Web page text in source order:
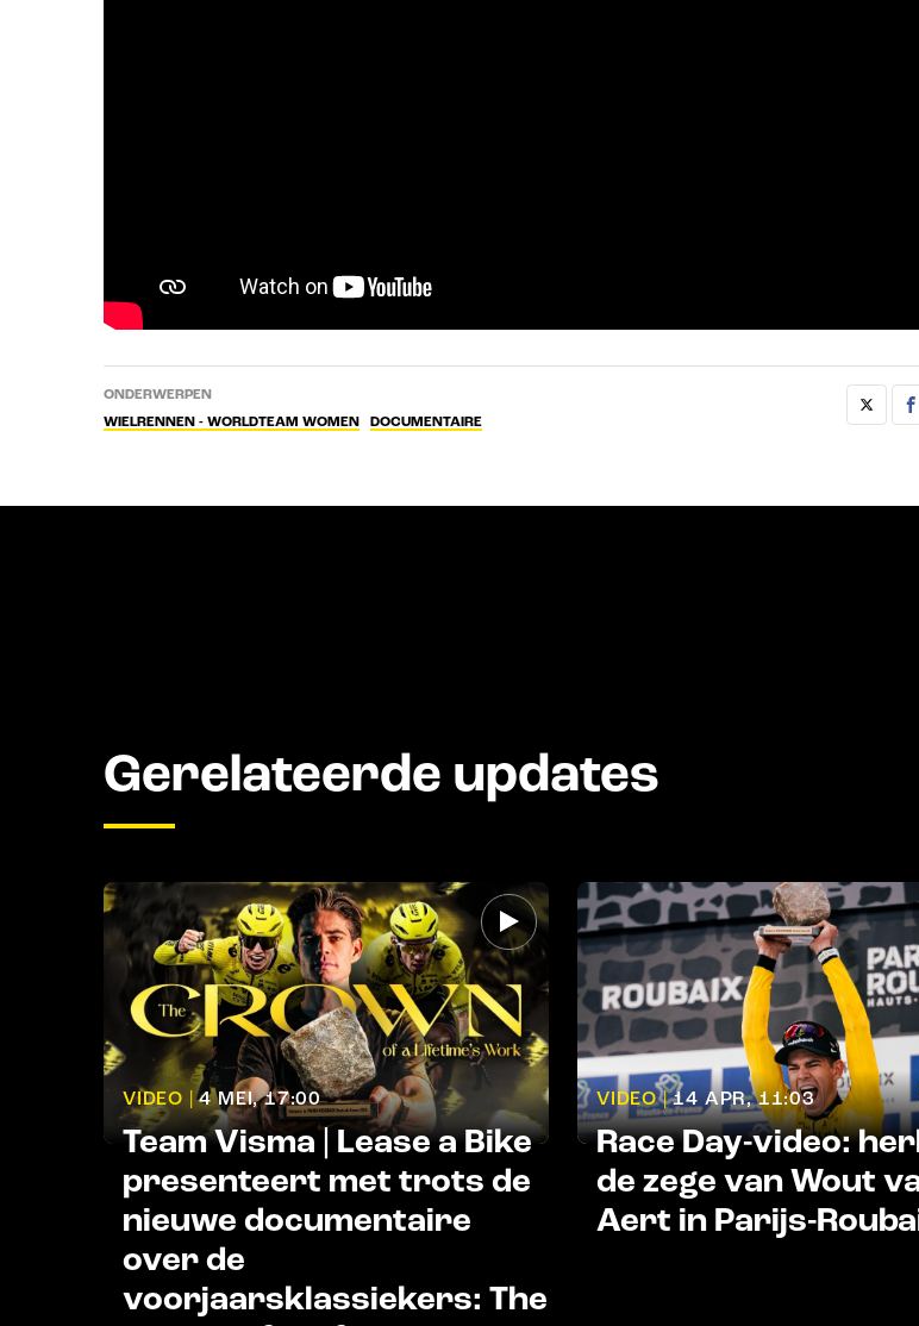
ONDERWERPEN
WIELRENNEN - WORLDTEAM WOMEN DOCUMENTAIRE
Gerelateerde updates
VIDEO | 4 MEI, 17:00
Team Visma | Lease a Bike
presenteert met trots de
nieuwe documentaire
over de
voorjaarsklassiekers: The
VIDEO | 14 APR, 11:03
Race Day-video:
de zege van Wout
Aert in Parijs-